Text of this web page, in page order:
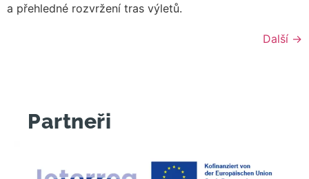
a přehledné rozvržení tras výletů.
Další →
Partneři